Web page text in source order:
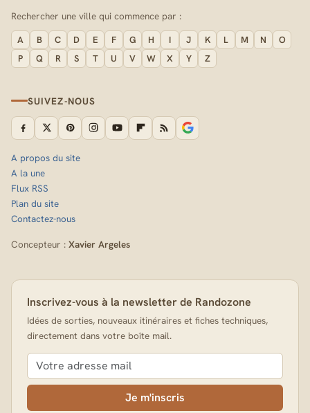
Rechercher une ville qui commence par :
A B C D E F G H I J K L M N
O
P
Q R S T U V W X Y Z
SUIVEZ-NOUS
A propos du site
A la une
Flux RSS
Plan du site
Contactez-nous
Concepteur : Xavier Argeles
Inscrivez-vous à la newsletter de Randozone
Idées de sorties, nouveaux itinéraires et fiches techniques,
directement dans votre boîte mail.
Je m'inscris